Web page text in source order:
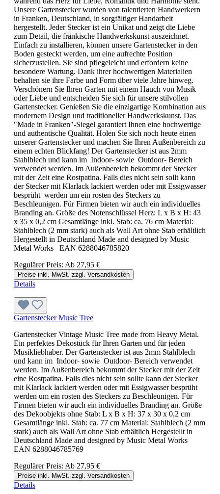
Unsere Gartenstecker wurden von talentierten Handwerkern
in Franken, Deutschland, in sorgfältiger Handarbeit
hergestellt. Jeder Stecker ist ein Unikat und zeigt die Liebe
zum Detail, die fränkische Handwerkskunst auszeichnet.
Einfach zu installieren, können unsere Gartenstecker in den
Boden gesteckt werden, um eine aufrechte Position
sicherzustellen. Sie sind pflegeleicht und erfordern keine
besondere Wartung. Dank ihrer hochwertigen Materialien
behalten sie ihre Farbe und Form über viele Jahre hinweg.
Verschönern Sie Ihren Garten mit einem Hauch von Musik
oder Liebe und entscheiden Sie sich für unsere stilvollen
Gartenstecker. Genießen Sie die einzigartige Kombination aus
modernem Design und traditioneller Handwerkskunst. Das
"Made in Franken"-Siegel garantiert Ihnen eine hochwertige
und authentische Qualität. Holen Sie sich noch heute einen
unserer Gartenstecker und machen Sie Ihren Außenbereich zu
einem echten Blickfang! Der Gartenstecker ist aus 2mm
Stahlblech und kann im Indoor- sowie Outdoor- Bereich
verwendet werden. Im Außenbereich bekommt der Stecker
mit der Zeit eine Rostpatina. Falls dies nicht sein sollt kann
der Stecker mit Klarlack lackiert werden oder mit Essigwasser
besprüht werden um ein rosten des Steckers zu
Beschleunigen. Für Firmen bieten wir auch ein individuelles
Branding an. Größe des Notenschlüssel Herz: L x B x H: 43
x 35 x 0,2 cm Gesamtlänge inkl. Stab: ca. 76 cm Material:
Stahlblech (2 mm stark) auch als Wall Art ohne Stab erhältlich
Hergestellt in Deutschland Made and designed by Music
Metal Works EAN 6288046785820
Regulärer Preis: Ab 27,95 €
Preise inkl. MwSt. zzgl. Versandkosten
Details
Gartenstecker Music Tree
Gartenstecker Vintage Music Tree made from Heavy Metal.
Ein perfektes Dekostück für Ihren Garten und für jeden
Musikliebhaber. Der Gartenstecker ist aus 2mm Stahlblech
und kann im Indoor- sowie Outdoor- Bereich verwendet
werden. Im Außenbereich bekommt der Stecker mit der Zeit
eine Rostpatina. Falls dies nicht sein sollte kann der Stecker
mit Klarlack lackiert werden oder mit Essigwasser besprüht
werden um ein rosten des Steckers zu Beschleunigen. Für
Firmen bieten wir auch ein individuelles Branding an. Größe
des Dekoobjekts ohne Stab: L x B x H: 37 x 30 x 0,2 cm
Gesamtlänge inkl. Stab: ca. 77 cm Material: Stahlblech (2 mm
stark) auch als Wall Art ohne Stab erhältlich Hergestellt in
Deutschland Made and designed by Music Metal Works
EAN 6288046785769
Regulärer Preis: Ab 27,95 €
Preise inkl. MwSt. zzgl. Versandkosten
Details